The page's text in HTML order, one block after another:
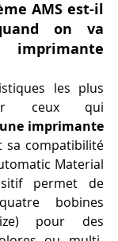
AMS est-il
on va
les plus
ceux qui
imprimante
sa compatibilité
Material
permet de
bobines
pour des